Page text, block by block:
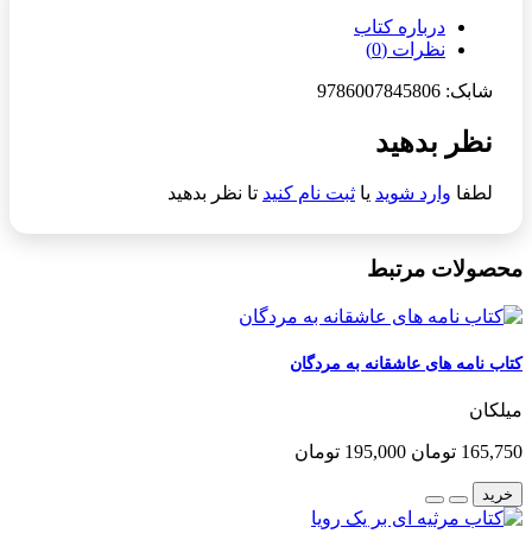
درباره کتاب
نظرات (0)
شابک: 9786007845806
نظر بدهید
لطفا وارد شوید یا ثبت نام کنید تا نظر بدهید
محصولات مرتبط
کتاب نامه های عاشقانه به مردگان
میلکان
165,750 تومان 195,000 تومان
خرید